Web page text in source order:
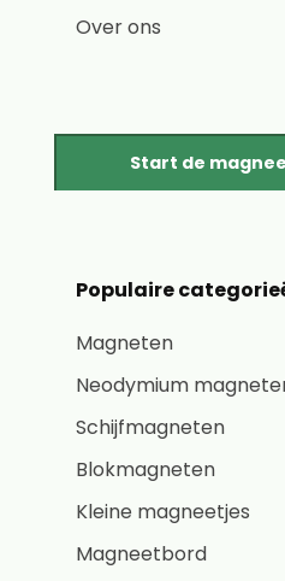
Over ons
Start de
Populaire
Magneten
Neodymium
Schijfmagneten
Blokmagneten
Kleine magneetjes
Magneetbord